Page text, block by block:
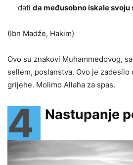
dati da međusobno iskale svoju
(Ibn Madže, Hakim)
Ovo su znakovi Muhammedovog,
sellem, poslanstva. Ovo je zadesilo
grijehe. Molimo Allaha za spas.
4 Nastupanje